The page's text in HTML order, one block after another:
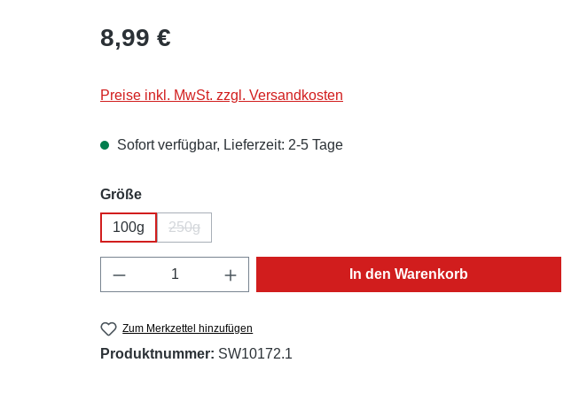
Regulärer Preis:
8,99 €
Preise inkl. MwSt. zzgl. Versandkosten
Sofort verfügbar, Lieferzeit: 2-5 Tage
Größeauswählen
100g 250g
(Diese Option ist zurzeit nicht verfügbar.)
Produkt Anzahl: Gib den gewünschten Wert ein
In den Warenkorb
Zum Merkzettel hinzufügen
Produktnummer: SW10172.1